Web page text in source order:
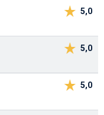
5,0
5,0
5,0